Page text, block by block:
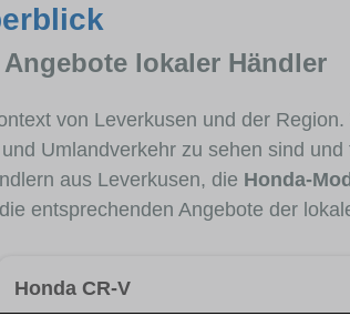
lokaler Händler
von Leverkusen und der
Umlandverkehr zu sehen sind
aus Leverkusen, die Honda-
entsprechenden Angebote der
Honda CR-V